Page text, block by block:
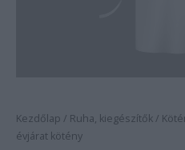
Kezdőlap / Ruha, kiegészítők/
évjárat kötény